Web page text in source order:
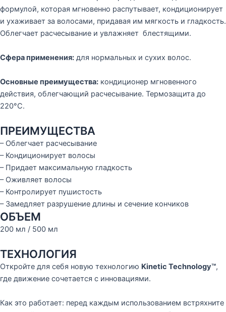
формулой, которая мгновенно распутывает, кондиционирует
и ухаживает за волосами, придавая им мягкость и гладкость.
Облегчает расчесывание и увлажняет блестящими.
Сфера применения: для нормальных и сухих волос.
Основные преимущества: кондиционер мгновенного
действия, облегчающий расчесывание. Термозащита до
220°С.
ПРЕИМУЩЕСТВА
– Облегчает расчесывание
– Кондиционирует волосы
– Придает максимальную гладкость
– Оживляет волосы
– Контролирует пушистость
– Замедляет разрушение длины и сечение кончиков
ОБЪЕМ
200 мл / 500 мл
ТЕХНОЛОГИЯ
Откройте для себя новую технологию Kinetic Technology™,
где движение сочетается с инновациями.
Как это работает: перед каждым использованием встряхните